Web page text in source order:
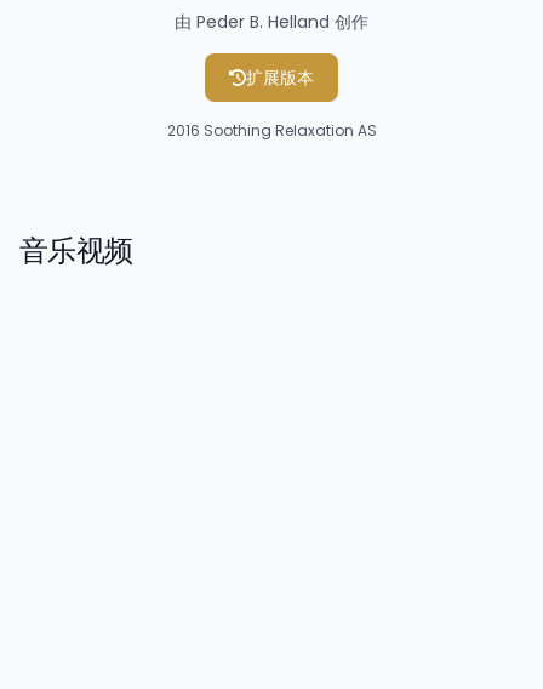
由 Peder B. Helland 创作
扩展版本
2016 Soothing Relaxation AS
音乐视频